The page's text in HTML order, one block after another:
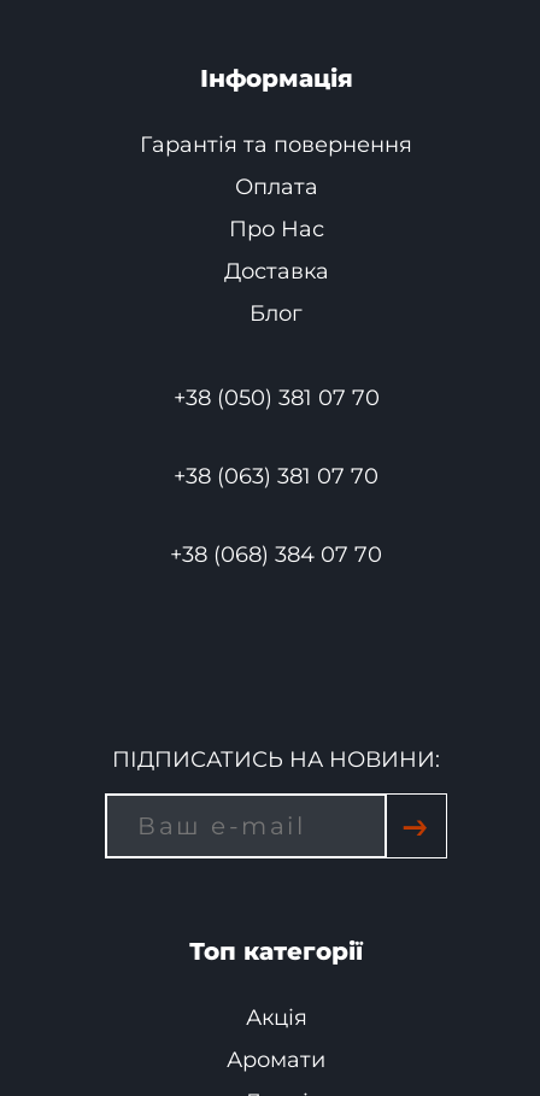
Інформація
Гарантія та повернення
Оплата
Про Нас
Доставка
Блог
+38 (050) 381 07 70
+38 (063) 381 07 70
+38 (068) 384 07 70
ПІДПИСАТИСЬ НА НОВИНИ:
→
Топ категорії
Акція
Аромати